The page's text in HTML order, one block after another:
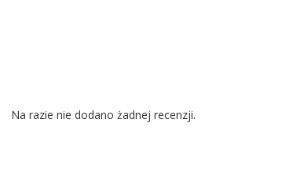
Na razie nie dodano żadnej recenzji.